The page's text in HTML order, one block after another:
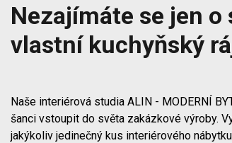
Nezajímáte se jen
vlastní kuchyňský
Naše interiérová studia ALIN - MODERNÍ
šanci vstoupit do světa zakázkové výroby.
jakýkoliv jedinečný kus interiérového